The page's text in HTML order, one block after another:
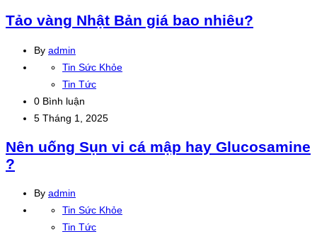
Đọc
Tảo vàng Nhật Bản giá bao nhiêu?
By admin
Tin Sức Khỏe
Tin Tức
0 Bình luận
5 Tháng 1, 2025
Đọc
tiếp
Nên uống Sụn vi cá mập hay Glucosamine
?
By admin
Tin Sức Khỏe
Tin Tức